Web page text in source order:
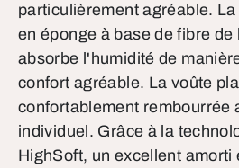
particulièrement agréable.
en éponge à base de fibre de
absorbe l'humidité de
confort agréable. La voûte
confortablement rembourrée
individuel. Grâce à la
HighSoft, un excellent amorti